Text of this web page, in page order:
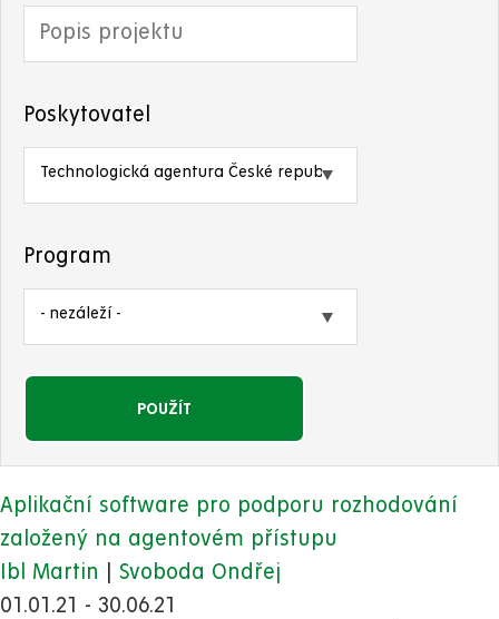
Poskytovatel
Program
Aplikační software pro podporu rozhodování
založený na agentovém přístupu
Ibl Martin
Svoboda Ondřej
01.01.21 - 30.06.21